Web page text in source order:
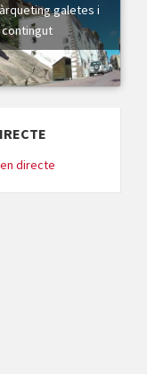
galetes i
directe